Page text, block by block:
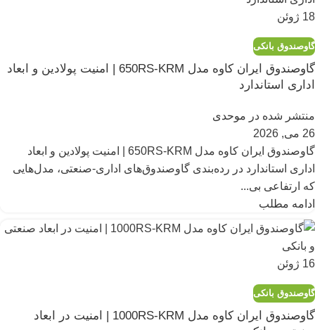
18 ژوئن
گاوصندوق بانکی
گاوصندوق ایران کاوه مدل 650RS-KRM | امنیت پولادین و ابعاد
اداری استاندارد
منتشر شده در موحدی
26 می, 2026
گاوصندوق ایران کاوه مدل 650RS-KRM | امنیت پولادین و ابعاد
اداری استاندارد در رده‌بندی گاوصندوق‌های اداری-صنعتی، مدل‌هایی
که ارتفاعی بی...
ادامه مطلب
16 ژوئن
گاوصندوق بانکی
گاوصندوق ایران کاوه مدل 1000RS-KRM | امنیت در ابعاد